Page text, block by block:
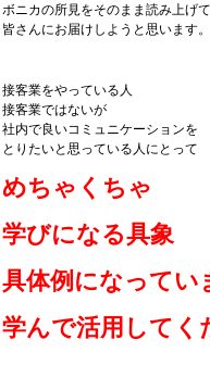
ボニカの所見をそのまま読み上げて
皆さんにお届けしようと思います。
接客業をやっている人
接客業ではないが
社内で良いコミュニケーションを
とりたいと思っている人にとって
めちゃくちゃ
学びになる具象
具体例になってい
学んで活用してく